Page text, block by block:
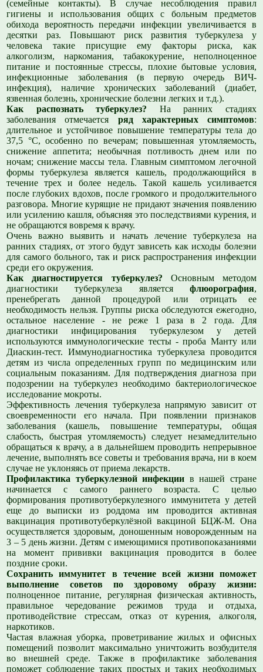
(семейные контакты). В случае несоблюдения правил
гигиены и использования общих с больным предметов
обихода вероятность передачи инфекции увеличивается в
десятки раз. Повышают риск развития туберкулеза у
человека такие присущие ему факторы риска, как
алкоголизм, наркомания, табакокурение, неполноценное
питание и постоянные стрессы, плохие бытовые условия,
инфекционные заболевания (в первую очередь ВИЧ-
инфекция), наличие хронических заболеваний (диабет,
язвенная болезнь, хронические болезни легких и т.д.).
Как распознать туберкулез? На ранних стадиях
заболевания отмечается ряд характерных симптомов:
длительное и устойчивое повышение температуры тела до
37,5 °С, особенно по вечерам; повышенная утомляемость,
снижение аппетита; необычная потливость днем или по
ночам; снижение массы тела. Главным симптомом легочной
формы туберкулеза является кашель, продолжающийся в
течение трех и более недель. Такой кашель усиливается
после глубоких вдохов, после громкого и продолжительного
разговора. Многие курящие не придают значения появлению
или усилению кашля, объясняя это последствиями курения, и
не обращаются вовремя к врачу.
Очень важно выявить и начать лечение туберкулеза на
ранних стадиях, от этого будут зависеть как исходы болезни
для самого больного, так и риск распространения инфекции
среди его окружения.
Как диагностируется туберкулез? Основным методом
диагностики туберкулеза является флюорография,
пренебрегать данной процедурой или отрицать ее
необходимость нельзя. Группы риска обследуются ежегодно,
остальное население - не реже 1 раза в 2 года. Для
диагностики инфицирования туберкулезом у детей
используются иммунологические тесты - проба Манту или
Диаскин-тест. Иммунодиагностика туберкулеза проводится
детям из числа определенных групп по медицинским или
социальным показаниям. Для подтверждения диагноза при
подозрении на туберкулез необходимо бактериологическое
исследование мокроты.
Эффективность лечения туберкулеза напрямую зависит от
своевременности его начала. При появлении признаков
заболевания (кашель, повышение температуры, общая
слабость, быстрая утомляемость) следует незамедлительно
обращаться к врачу, а в дальнейшем проводить непрерывное
лечение, выполнять все советы и требования врача, ни в коем
случае не уклоняясь от приема лекарств.
Профилактика туберкулезной инфекции в нашей стране
начинается с самого раннего возраста. С целью
формирования противотуберкулезного иммунитета у детей
еще до выписки из роддома им проводится активная
вакцинация противотуберкулёзной вакциной БЦЖ-М. Она
осуществляется здоровым, доношенным новорожденным на
3 – 5 день жизни. Детям с имеющимися противопоказаниями
на момент прививки вакцинация проводится в более
поздние сроки.
Сохранить иммунитет в течение всей жизни поможет
выполнение советов по здоровому образу жизни:
полноценное питание, регулярная физическая активность,
правильное чередование режимов труда и отдыха,
противодействие стрессам, отказ от курения, алкоголя,
наркотиков.
Частая влажная уборка, проветривание жилых и офисных
помещений позволит максимально уничтожить возбудителя
во внешней среде. Также в профилактике заболевания
поможет соблюдение таких простых и таких необходимых